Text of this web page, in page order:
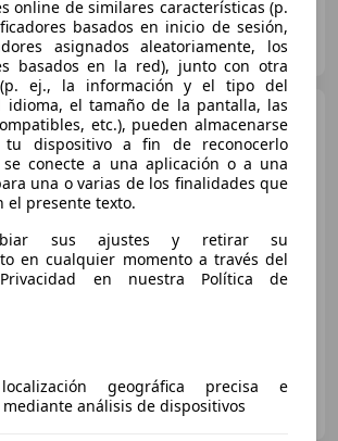
Nissan JukeN-Connecta
DIG-T 86 kW
€ 13.990
Sincomparación
km Gasolina 85 kW (116 CV)
online de similares características (p.
basados en inicio de sesión,
asignados aleatoriamente, los
basados en la red), junto con otra
(p. ej., la información y el tipo del
idioma, el tamaño de la pantalla, las
etc.), pueden almacenarse
dispositivo a fin de reconocerlo
conecte a una aplicación o a una
una o varias de los finalidades que
el presente texto.
sus ajustes y retirar su
en cualquier momento a través del
en nuestra Política de
geográfica precisa e
análisis de dispositivos